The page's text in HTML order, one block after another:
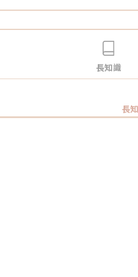
長知識
長